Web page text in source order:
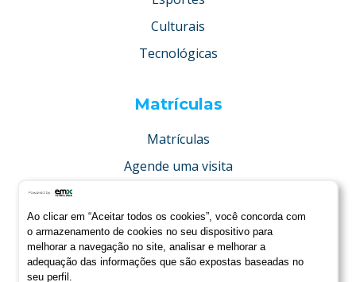
Culturais
Tecnológicas
Matrículas
Matrículas
Agende uma visita
Condições especiais
Ao clicar em “Aceitar todos os cookies”, você concorda com
o armazenamento de cookies no seu dispositivo para
melhorar a navegação no site, analisar e melhorar a
adequação das informações que são expostas baseadas no
seu perfil.